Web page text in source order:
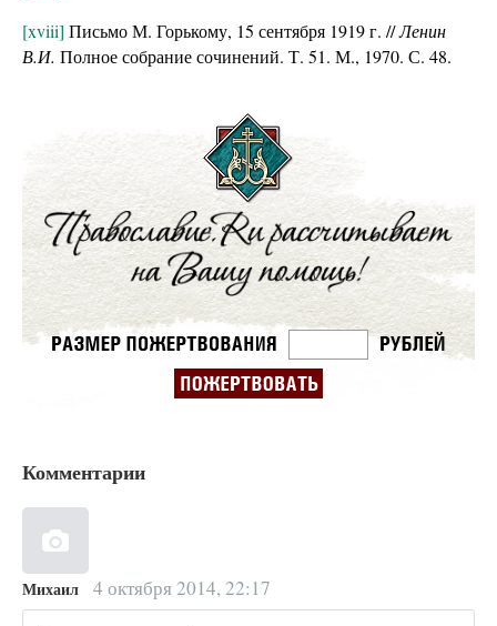
[xviii] Письмо М. Горькому, 15 сентября 1919 г. //Ленин
В.И. Полное собрание сочинений. Т. 51. М., 1970. С. 48.
Комментарии
Михаил 4 октября 2014, 22:17